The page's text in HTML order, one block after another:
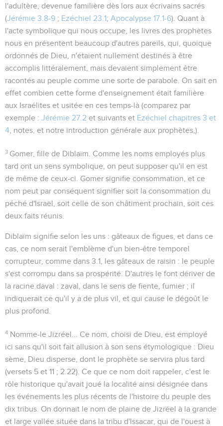
l'adultère, devenue familière dès lors aux écrivains sacrés
(Jérémie 3.8-9 ; Ezéchiel 23.1; Apocalypse 17.1-6). Quant à
l'acte symbolique qui nous occupe, les livres des prophètes
nous en présentent beaucoup d'autres pareils, qui, quoique
ordonnés de Dieu, n'étaient nullement destinés à être
accomplis littéralement, mais devaient simplement être
racontés au peuple comme une sorte de parabole. On sait en
effet combien cette forme d'enseignement était familière
aux Israélites et usitée en ces temps-là (comparez par
exemple : Jérémie 27.2 et suivants et Ezéchiel chapitres 3 et
4 , notes, et notre introduction générale aux prophètes,).
3 Gomer, fille de Diblaïm . Comme les noms employés plus
tard ont un sens symbolique, on peut supposer qu'il en est
de même de ceux-ci. Gomer signifie consommation , et ce
nom peut par conséquent signifier soit la consommation du
péché d'Israël, soit celle de son châtiment prochain, soit ces
deux faits réunis.
Diblaïm signifie selon les uns : gâteaux de figues , et dans ce
cas, ce nom serait l'emblème d'un bien-être temporel
corrupteur, comme dans 3.1 les gâteaux de raisin : le peuple
s'est corrompu dans sa prospérité. D'autres le font dériver de
la racine daval : zaval , dans le sens de fiente, fumier ; il
indiquerait ce qu'il y a de plus vil, et qui cause le dégoût le
plus profond.
4 Nomme-le Jizréel...
Ce nom, choisi de Dieu, est employé
ici sans qu'il soit fait allusion à son sens étymologique : Dieu
sème, Dieu disperse , dont le prophète se servira plus tard
(versets 5 et 11 ; 2.22). Ce que ce nom doit rappeler, c'est le
rôle historique qu'avait joué la localité ainsi désignée dans
les événements les plus récents de l'histoire du peuple des
dix tribus. On donnait le nom de plaine de Jizréel à la grande
et large vallée située dans la tribu d'Issacar, qui de l'ouest à